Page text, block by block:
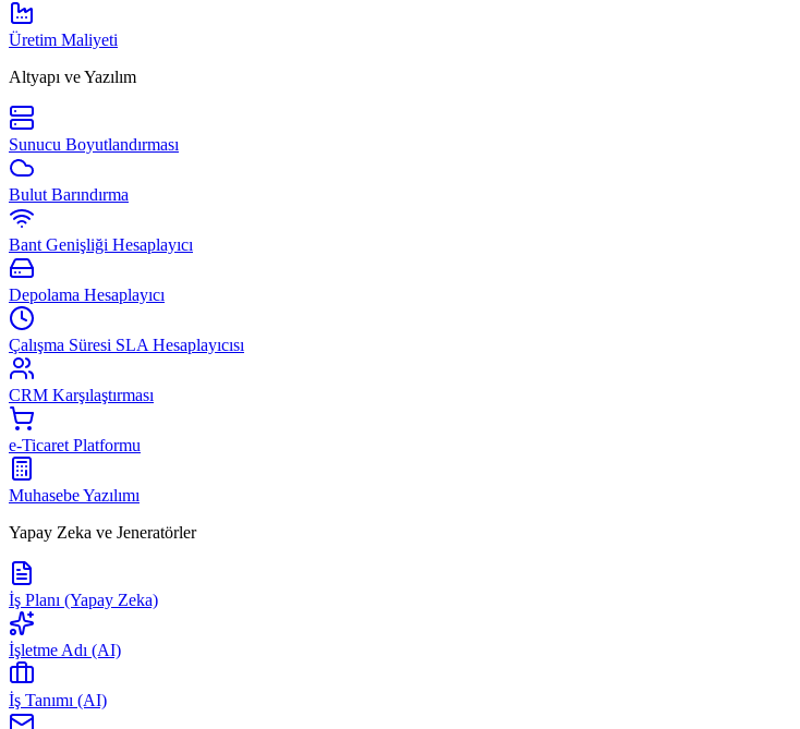
Üretim Maliyeti
Altyapı ve Yazılım
Sunucu Boyutlandırması
Bulut Barındırma
Bant Genişliği Hesaplayıcı
Depolama Hesaplayıcı
Çalışma Süresi SLA Hesaplayıcısı
CRM Karşılaştırması
e-Ticaret Platformu
Muhasebe Yazılımı
Yapay Zeka ve Jeneratörler
İş Planı (Yapay Zeka)
İşletme Adı (AI)
İş Tanımı (AI)